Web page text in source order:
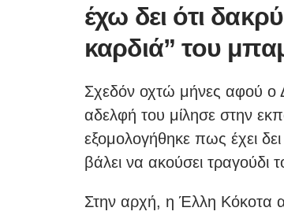
έχω δει ότι
καρδιά” του
Σχεδόν οχτώ μήνες αφού ο
αδελφή του μίλησε στην
εξομολογήθηκε πως έχει
βάλει να ακούσει
Στην αρχή, η Έλλη Κόκοτα